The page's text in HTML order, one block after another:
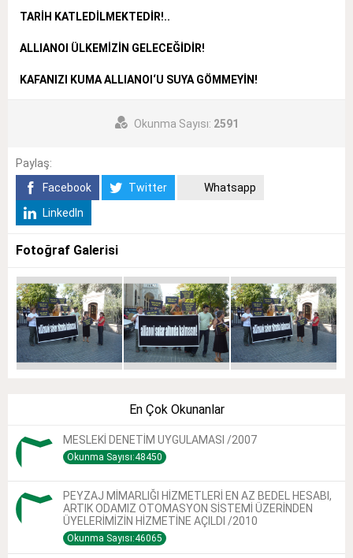
TARİH KATLEDİLMEKTEDİR!..
ALLIANOI ÜLKEMİZİN GELECEĞİDİR!
KAFANIZI KUMA ALLIANOI‘U SUYA GÖMMEYİN!
Okunma Sayısı: 2591
Paylaş:
Facebook
Twitter
Whatsapp
LinkedIn
Fotoğraf Galerisi
En Çok Okunanlar
MESLEKİ DENETİM UYGULAMASI /2007
Okunma Sayısı:48450
PEYZAJ MİMARLIĞI HİZMETLERİ EN AZ BEDEL HESABI,
ARTIK ODAMIZ OTOMASYON SİSTEMİ ÜZERİNDEN
ÜYELERİMİZİN HİZMETİNE AÇILDI /2010
Okunma Sayısı:46065